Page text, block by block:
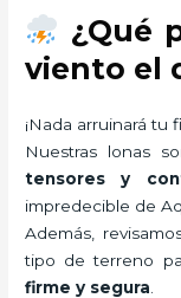
¿Qué
viento el
¡Nada arruinará tu
Nuestras lonas
tensores y
impredecible de
Además,
tipo de terreno
firme y segura